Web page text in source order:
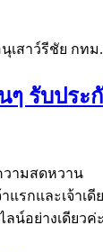
สาว์รีชัย กทม
ๆ รับปร
วามสดหวาน
แรกและเจ้า
น์อย่างเดียวค่